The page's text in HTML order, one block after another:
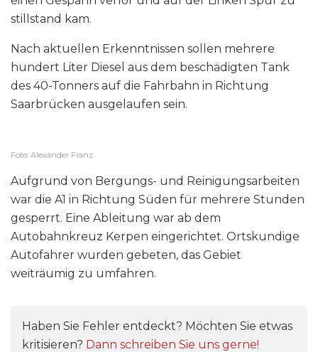
stillstand kam.
Nach aktuellen Erkenntnissen sollen mehrere
hundert Liter Diesel aus dem beschädigten Tank
des 40-Tonners auf die Fahrbahn in Richtung
Saarbrücken ausgelaufen sein.
Foto: Alexander Franz
Aufgrund von Bergungs- und Reinigungsarbeiten
war die A1 in Richtung Süden für mehrere Stunden
gesperrt. Eine Ableitung war ab dem
Autobahnkreuz Kerpen eingerichtet. Ortskundige
Autofahrer wurden gebeten, das Gebiet
weiträumig zu umfahren.
Haben Sie Fehler entdeckt? Möchten Sie etwas
kritisieren? Dann schreiben Sie uns gerne!